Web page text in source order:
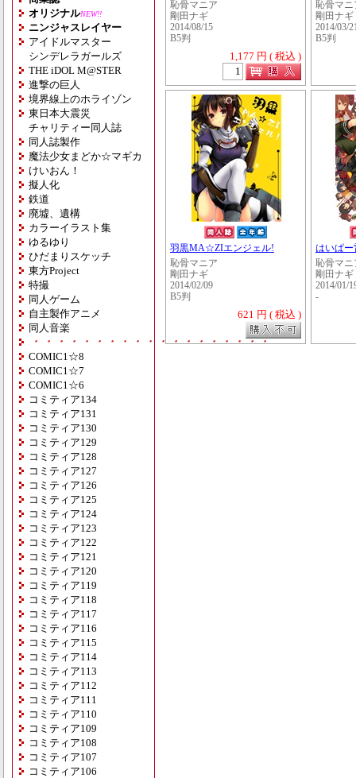
オリジナルNEW!!
ニンジャスレイヤー
アイドルマスター
シンデレラガールズ
THE iDOL M@STER
進撃の巨人
境界線上のホライゾン
東日本大震災
チャリティー同人誌
同人誌製作
魔法少女まどか☆マギカ
けいおん！
擬人化
鉄道
廃墟、遺構
カラーイラスト集
ゆるゆり
ひだまりスケッチ
東方Project
特撮
同人ゲーム
自主製作アニメ
同人音楽
・・・・・・・・・・・・・・・・・・・
COMIC1☆8
COMIC1☆7
COMIC1☆6
コミティア134
コミティア131
コミティア130
コミティア129
コミティア128
コミティア127
コミティア126
コミティア125
コミティア124
コミティア123
コミティア122
コミティア121
コミティア120
コミティア119
コミティア118
コミティア117
コミティア116
コミティア115
コミティア114
コミティア113
コミティア112
コミティア111
コミティア110
コミティア109
コミティア108
コミティア107
コミティア106
恥骨マニア
剛田ナギ
2014/08/15
B5判
1,177 円 ( 税込 )
恥骨マニ
剛田ナギ
2014/03/
B5判
羽黒MA☆ZIエンジェル!
恥骨マニア
剛田ナギ
2014/02/09
B5判
621 円 ( 税込 )
はいぱ
恥骨マニ
剛田ナギ
2014/01/
-